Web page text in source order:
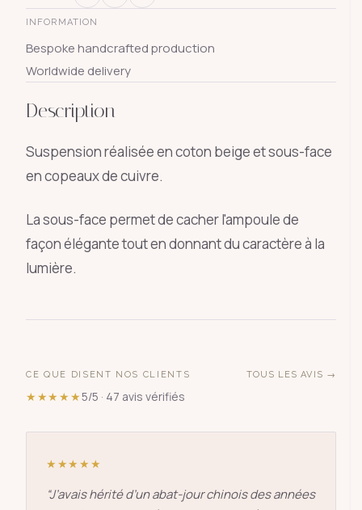
INFORMATION
Bespoke handcrafted production
Worldwide delivery
Description
Suspension réalisée en coton beige et sous-face
en copeaux de cuivre.
La sous-face permet de cacher l'ampoule de
façon élégante tout en donnant du caractère à la
lumière.
CE QUE DISENT NOS CLIENTS
★★★★★5/5 · 47 avis vérifiés
TOUS LES AVIS →
★★★★★
“J’avais hérité d’un abat-jour chinois des années